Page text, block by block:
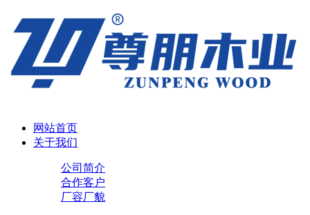
网站首页
关于我们
公司简介
合作客户
厂容厂貌